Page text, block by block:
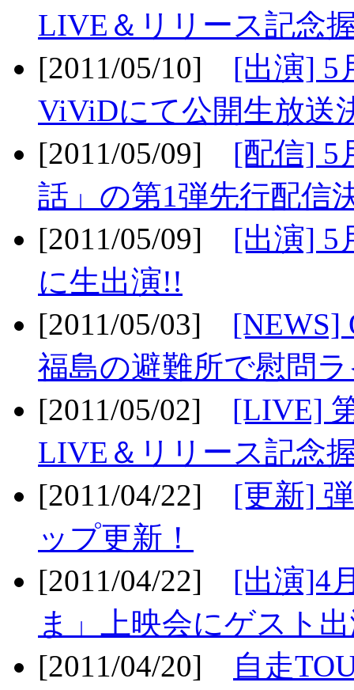
LIVE＆リリース記念
[2011/05/10] [出演] 5
ViViDにて公開生放送
[2011/05/09] [配信] 5
話」の第1弾先行配信
[2011/05/09] [出演] 5
に生出演!!
[2011/05/03] [NEWS]
福島の避難所で慰問
[2011/05/02] [LIVE]
LIVE＆リリース記念
[2011/04/22] [更新]
ップ更新！
[2011/04/22] [出演]4
ま」上映会にゲスト
[2011/04/20]
自走